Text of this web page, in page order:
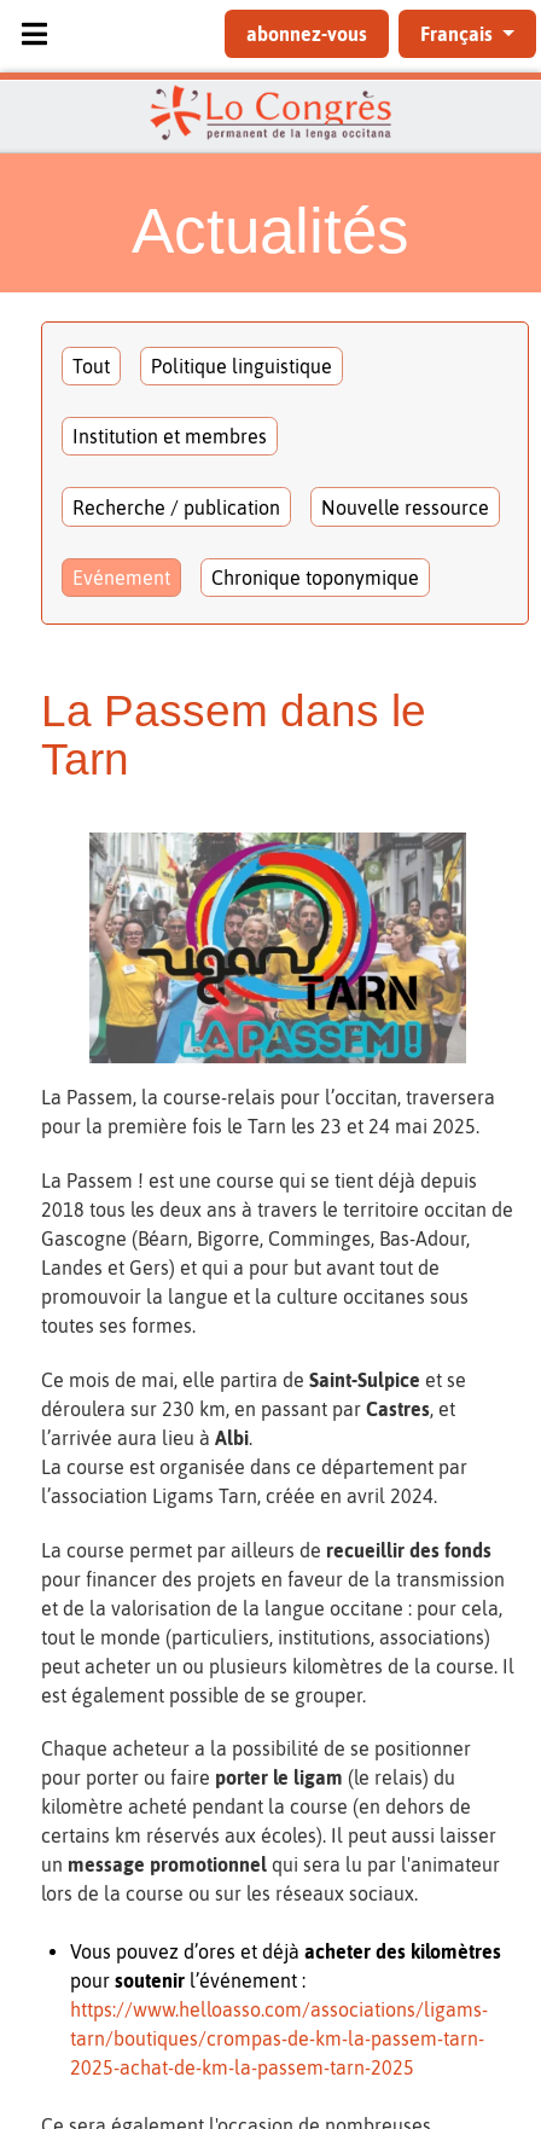
Sélectionnez votre langue
abonnez-vous Français
Actualités
Tout Politique linguistique
Institution et membres
Recherche / publication Nouvelle ressource
Evénement Chronique toponymique
La Passem dans le
Tarn
La Passem, la course-relais pour l’occitan, traversera
pour la première fois le Tarn les 23 et 24 mai 2025.
La Passem ! est une course qui se tient déjà depuis
2018 tous les deux ans à travers le territoire occitan de
Gascogne (Béarn, Bigorre, Comminges, Bas-Adour,
Landes et Gers) et qui a pour but avant tout de
promouvoir la langue et la culture occitanes sous
toutes ses formes.
Ce mois de mai, elle partira de Saint-Sulpice et se
déroulera sur 230 km, en passant par Castres, et
l’arrivée aura lieu à Albi.
La course est organisée dans ce département par
l’association Ligams Tarn, créée en avril 2024.
La course permet par ailleurs de recueillir des fonds
pour financer des projets en faveur de la transmission
et de la valorisation de la langue occitane : pour cela,
tout le monde (particuliers, institutions, associations)
peut acheter un ou plusieurs kilomètres de la course. Il
est également possible de se grouper.
Chaque acheteur a la possibilité de se positionner
pour porter ou faire porter le ligam (le relais) du
kilomètre acheté pendant la course (en dehors de
certains km réservés aux écoles). Il peut aussi laisser
un message promotionnel qui sera lu par l'animateur
lors de la course ou sur les réseaux sociaux.
Vous pouvez d’ores et déjà acheter des kilomètres
pour soutenir l’événement :
https://www.helloasso.com/associations/ligams-
tarn/boutiques/crompas-de-km-la-passem-tarn-
2025-achat-de-km-la-passem-tarn-2025